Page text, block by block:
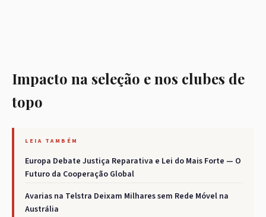
Impacto na seleção e nos clubes de
topo
LEIA TAMBÉM
Europa Debate Justiça Reparativa e Lei do Mais Forte — O
Futuro da Cooperação Global
Avarias na Telstra Deixam Milhares sem Rede Móvel na
Austrália